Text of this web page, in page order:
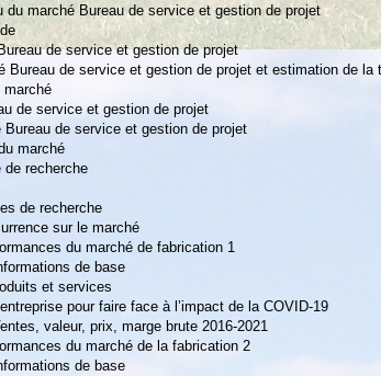
du marché Bureau de service et gestion de projet
de service et gestion de projet
Bureau de service et gestion de projet et estimation de la
marché
de service et gestion de projet
de service et gestion de projet
marché
de recherche
de recherche
sur le marché
du marché de fabrication 1
de base
et services
pour faire face à l’impact de la COVID-19
valeur, prix, marge brute 2016-2021
du marché de la fabrication 2
de base